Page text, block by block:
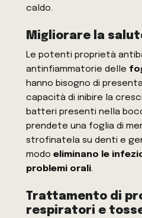
caldo.
Migliorare la
Le potenti proprietà
antinfiammatorie delle
hanno bisogno di
capacità di inibire la
batteri presenti nella
prendete una foglia di
strofinatela su denti e
modoeliminano le
problemi orali.
Trattamento di
respiratori e